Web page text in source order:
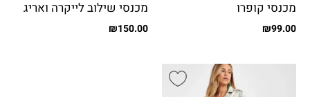
מכנסי קופרו
₪99.00
מכנסי שילוב לייקרה ואריג
עם כיסים
₪150.00